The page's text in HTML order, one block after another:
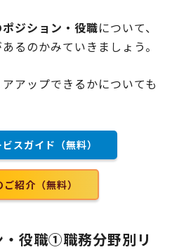
ジション・役職について、
るのかみていきましょう。
アップできるかについても
スガイド（無料）
紹介（無料）
役職①職務分野別リ